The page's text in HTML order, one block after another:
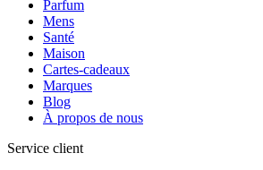
Parfum
Mens
Santé
Maison
Cartes-cadeaux
Marques
Blog
À propos de nous
Service client